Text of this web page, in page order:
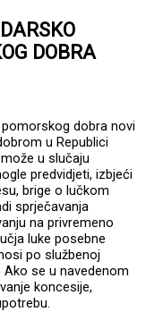
DOBRA
dobra novi
u Republici
u slučaju
predvidjeti, izbjeći
brige o lučkom
sprječavanja
na privremeno
luke posebne
po službenoj
se u navedenom
koncesije,